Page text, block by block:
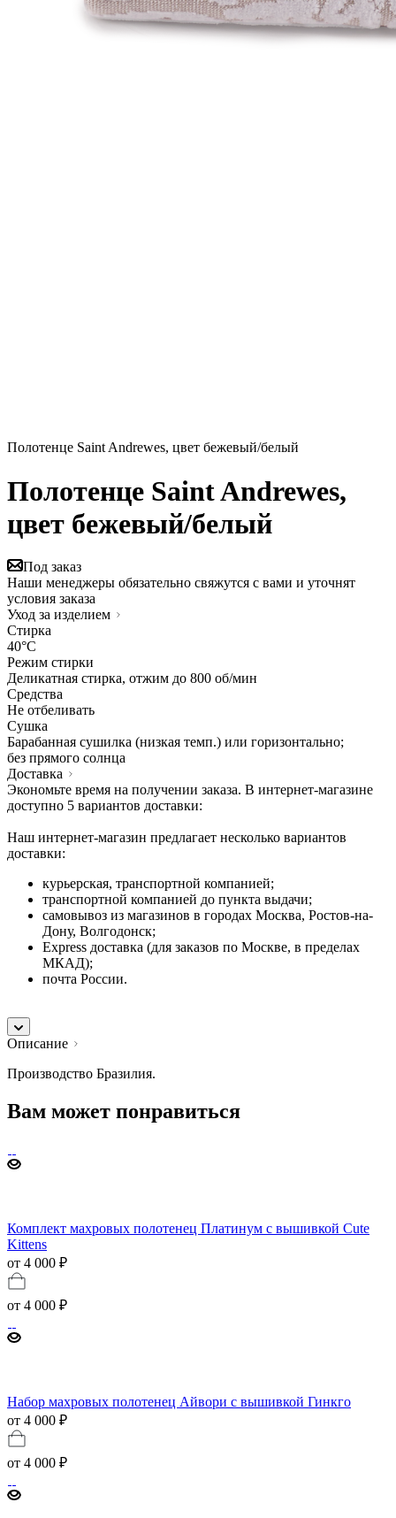
Полотенце Saint Andrewes, цвет бежевый/белый
Полотенце Saint Andrewes,
цвет бежевый/белый
Под заказ
Наши менеджеры обязательно свяжутся с вами и уточнят
условия заказа
Уход за изделием
Стирка
40°C
Режим стирки
Деликатная стирка, отжим до 800 об/мин
Средства
Не отбеливать
Сушка
Барабанная сушилка (низкая темп.) или горизонтально;
без прямого солнца
Доставка
Экономьте время на получении заказа. В интернет-магазине
доступно 5 вариантов доставки:
Наш интернет-магазин предлагает несколько вариантов
доставки:
курьерская, транспортной компанией;
транспортной компанией до пункта выдачи;
самовывоз из магазинов в городах Москва, Ростов-на-
Дону, Волгодонск;
Express доставка (для заказов по Москве, в пределах
МКАД);
почта России.
Описание
Производство Бразилия.
Вам может понравиться
Комплект махровых полотенец Платинум с вышивкой Cute
Kittens
от 4 000 ₽
от 4 000 ₽
Набор махровых полотенец Айвори с вышивкой Гинкго
от 4 000 ₽
от 4 000 ₽